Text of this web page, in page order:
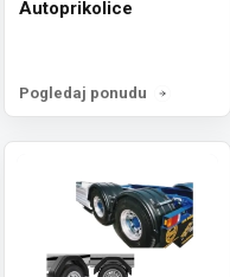
Autoprikolice
Pogledaj ponudu